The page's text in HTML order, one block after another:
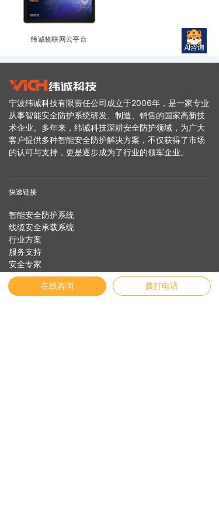
纬诚物联网云平台
宁波纬诚科技有限责任公司成立于2006年，是一家专业
从事智能安全防护系统研发、制造、销售的国家高新技
术企业。多年来，纬诚科技深耕安全防护领域，为广大
客户提供多种智能安全防护解决方案，不仅获得了市场
的认可与支持，更是逐步成为了行业的领军企业。
快速链接
智能安全防护系统
线缆安全承载系统
行业方案
服务支持
安全专家
关于纬诚
在线咨询 拨打电话